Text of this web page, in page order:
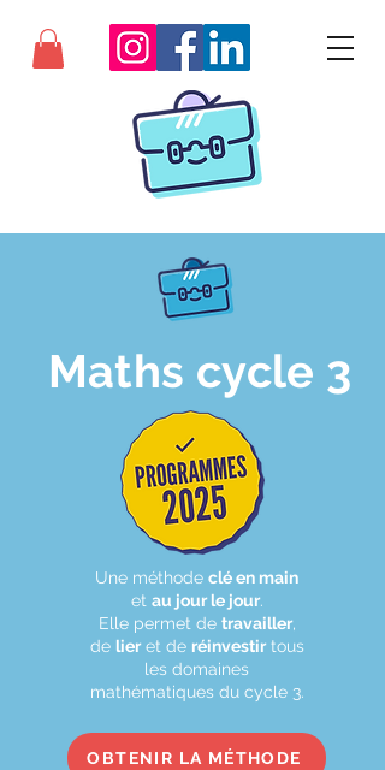
Maths cycle 3
Une méthode clé en main
et au jour le jour.
Elle permet de travailler,
de lieret de réinvestirtous
les domaines
mathématiques du cycle 3.
OBTENIR LA MÉTHODE